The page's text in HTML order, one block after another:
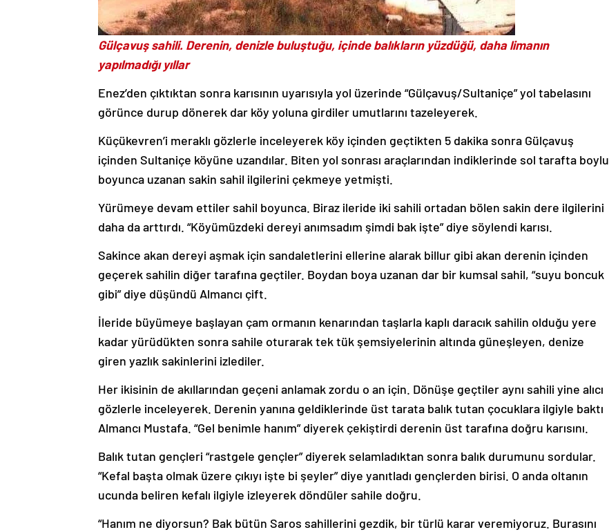
Gülçavuş sahili. Derenin, denizle buluştuğu, içinde balıkların yüzdüğü, daha limanın
yapılmadığı yıllar
Enez’den çıktıktan sonra karısının uyarısıyla yol üzerinde “Gülçavuş/Sultaniçe” yol tabelasını
görünce durup dönerek dar köy yoluna girdiler umutlarını tazeleyerek.
Küçükevren’i meraklı gözlerle inceleyerek köy içinden geçtikten 5 dakika sonra Gülçavuş
içinden Sultaniçe köyüne uzandılar. Biten yol sonrası araçlarından indiklerinde sol tarafta boylu
boyunca uzanan sakin sahil ilgilerini çekmeye yetmişti.
Yürümeye devam ettiler sahil boyunca. Biraz ileride iki sahili ortadan bölen sakin dere ilgilerini
daha da arttırdı. “Köyümüzdeki dereyi anımsadım şimdi bak işte” diye söylendi karısı.
Sakince akan dereyi aşmak için sandaletlerini ellerine alarak billur gibi akan derenin içinden
geçerek sahilin diğer tarafına geçtiler. Boydan boya uzanan dar bir kumsal sahil, “suyu boncuk
gibi” diye düşündü Almancı çift.
İleride büyümeye başlayan çam ormanın kenarından taşlarla kaplı daracık sahilin olduğu yere
kadar yürüdükten sonra sahile oturarak tek tük şemsiyelerinin altında güneşleyen, denize
giren yazlık sakinlerini izlediler.
Her ikisinin de akıllarından geçeni anlamak zordu o an için. Dönüşe geçtiler aynı sahili yine alıcı
gözlerle inceleyerek. Derenin yanına geldiklerinde üst tarata balık tutan çocuklara ilgiyle baktı
Almancı Mustafa. “Gel benimle hanım” diyerek çekiştirdi derenin üst tarafına doğru karısını.
Balık tutan gençleri “rastgele gençler” diyerek selamladıktan sonra balık durumunu sordular.
“Kefal başta olmak üzere çıkıyı işte bi şeyler” diye yanıtladı gençlerden birisi. O anda oltanın
ucunda beliren kefalı ilgiyle izleyerek döndüler sahile doğru.
“Hanım ne diyorsun? Bak bütün Saros sahillerini gezdik, bir türlü karar veremiyoruz. Burasını